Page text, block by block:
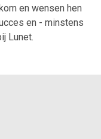
en wensen hen
en - minstens
Lunet.